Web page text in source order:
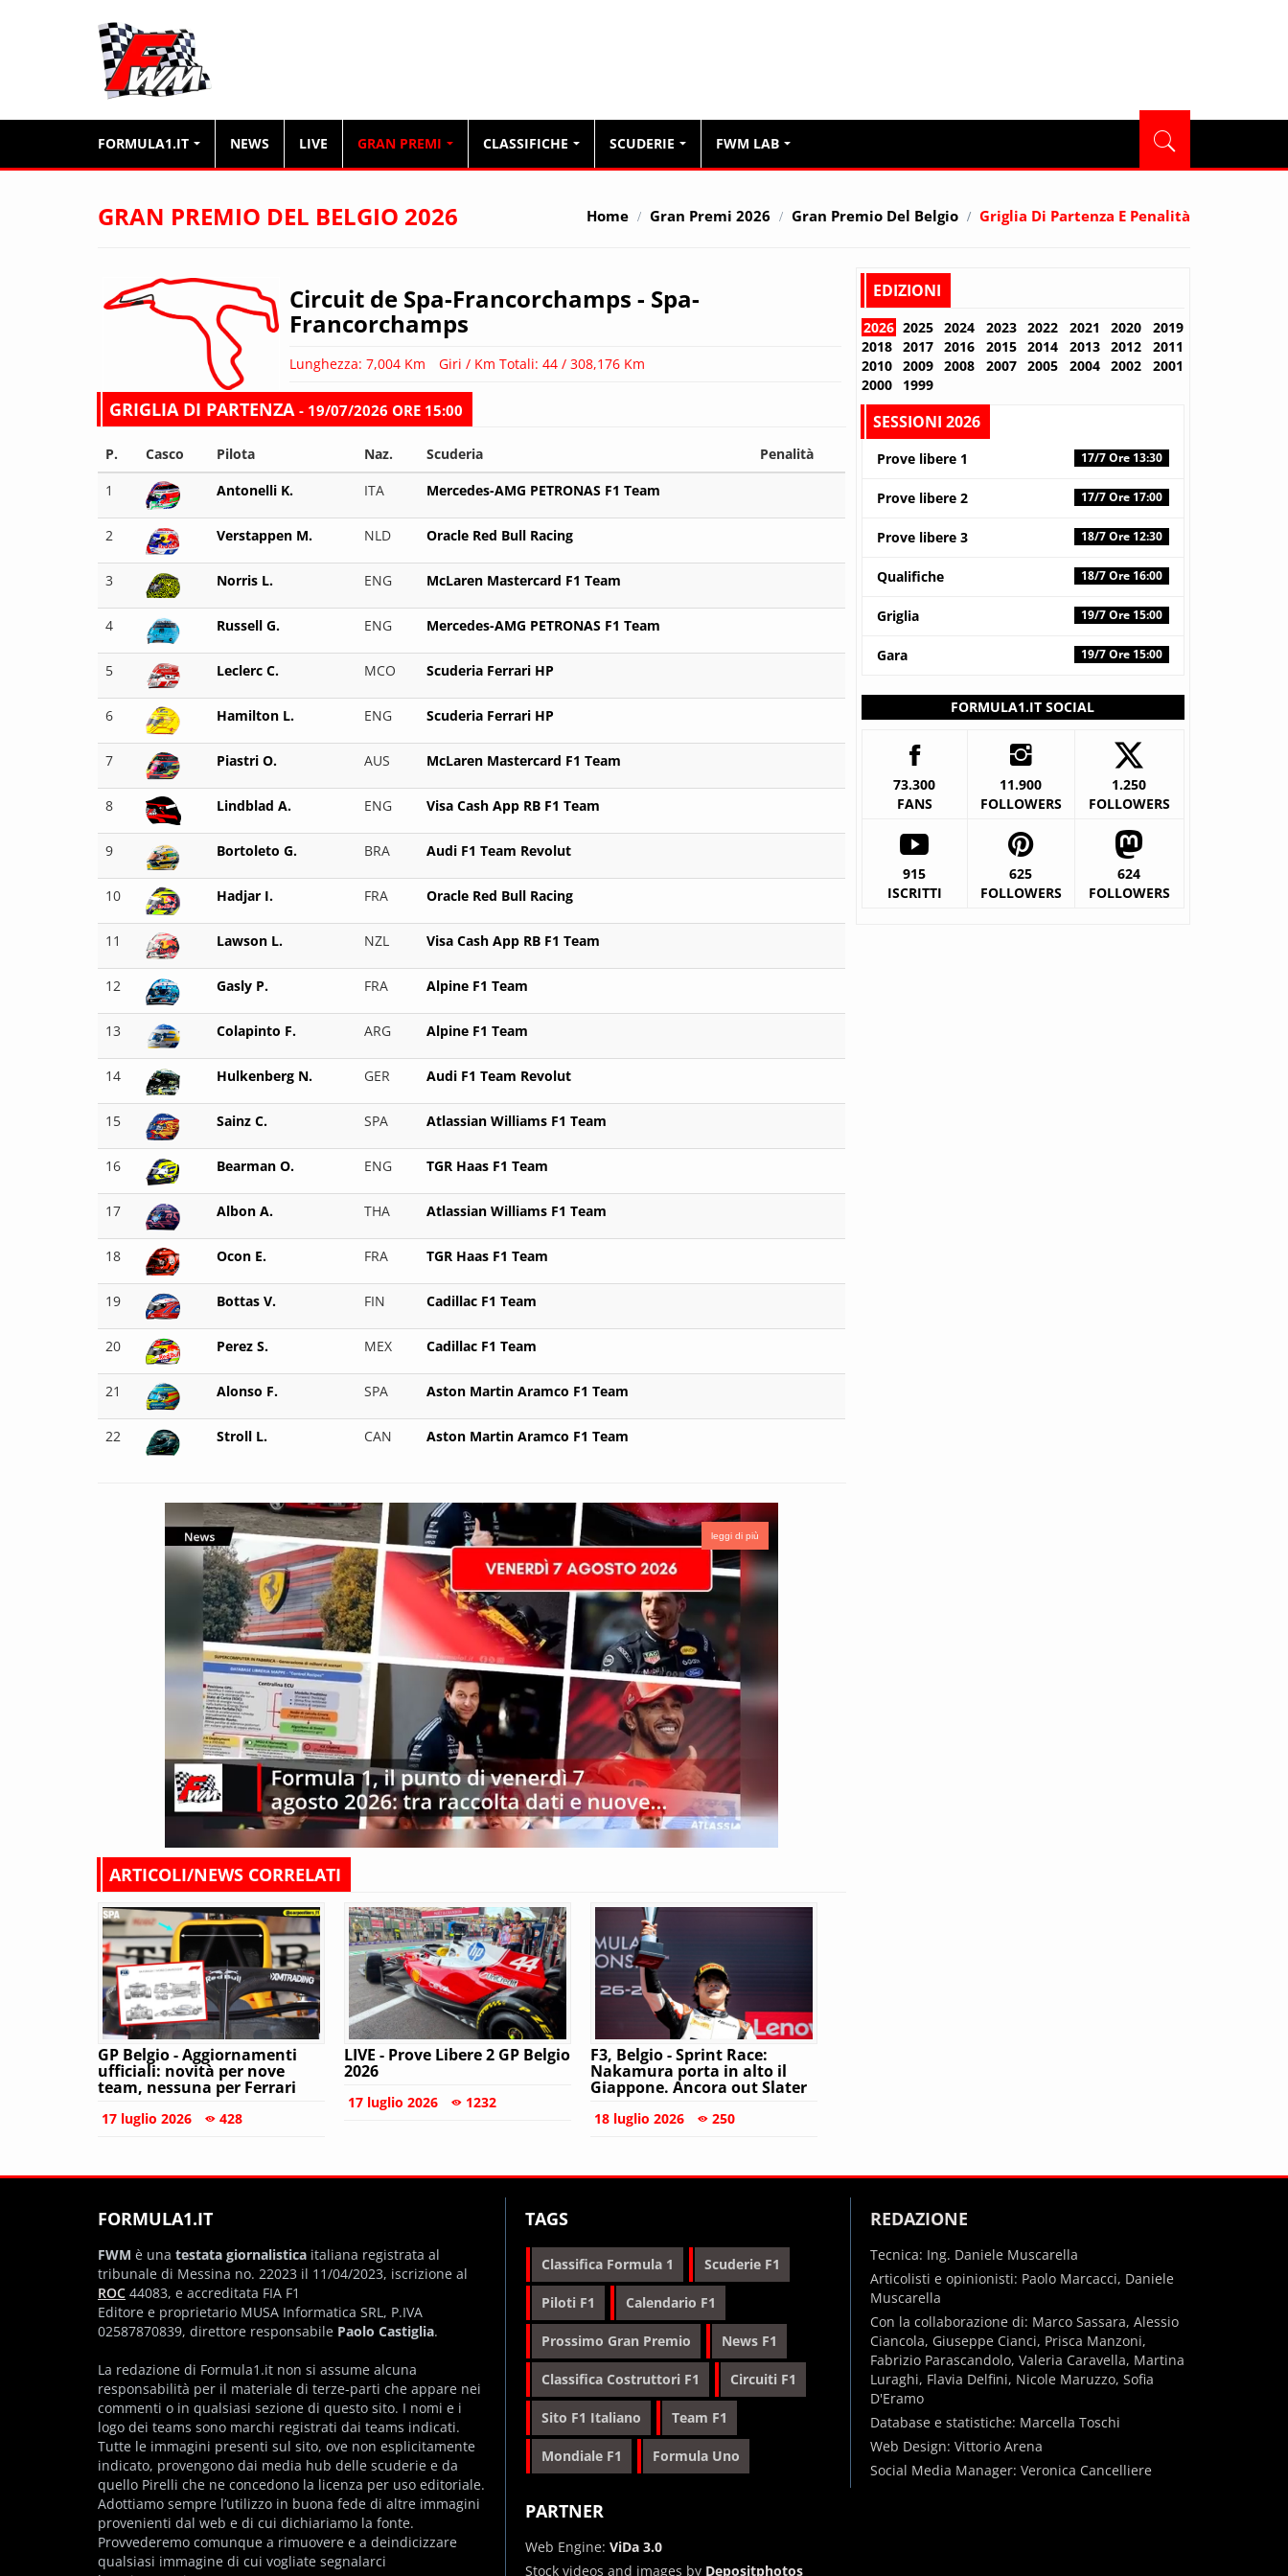
FORMULA1.IT NEWS LIVE GRAN PREMI CLASSIFICHE SCUDERIE FWM LAB
GRAN PREMIO DEL BELGIO 2026 Home Gran Premi 2026 Gran Premio Del Belgio Griglia Di Partenza E Penalità
Circuit de Spa-Francorchamps - Spa-
Francorchamps
Lunghezza: 7,004 Km Giri / Km Totali: 44 / 308,176 Km
GRIGLIA DI PARTENZA - 19/07/2026 ORE 15:00
P. Casco Pilota Naz. Scuderia
Penalità
1
Antonelli K. ITA Mercedes-AMG PETRONAS F1 Team
2 Verstappen M. NLD Oracle Red Bull Racing
3 Norris L. ENG McLaren Mastercard F1 Team
4 Russell G. ENG Mercedes-AMG PETRONAS F1 Team
5 Leclerc C. MCO Scuderia Ferrari HP
6 Hamilton L. ENG Scuderia Ferrari HP
7 Piastri O. AUS McLaren Mastercard F1 Team
8 Lindblad A. ENG Visa Cash App RB F1 Team
9 Bortoleto G. BRA Audi F1 Team Revolut
10 Hadjar I. FRA Oracle Red Bull Racing
11 Lawson L. NZL Visa Cash App RB F1 Team
12 Gasly P. FRA Alpine F1 Team
13 Colapinto F. ARG Alpine F1 Team
14 Hulkenberg N. GER Audi F1 Team Revolut
15 Sainz C. SPA Atlassian Williams F1 Team
16 Bearman O. ENG TGR Haas F1 Team
17 Albon A. THA Atlassian Williams F1 Team
18 Ocon E. FRA TGR Haas F1 Team
19 Bottas V. FIN Cadillac F1 Team
20 Perez S. MEX Cadillac F1 Team
21 Alonso F. SPA Aston Martin Aramco F1 Team
22 Stroll L. CAN Aston Martin Aramco F1 Team
leggi di più
ARTICOLI/NEWS CORRELATI
GP Belgio - Aggiornamenti
ufficiali: novità per nove
team, nessuna per Ferrari
17 luglio 2026 428
LIVE - Prove Libere 2 GP Belgio
2026
17 luglio 2026 1232
F3, Belgio - Sprint Race:
Nakamura porta in alto il
Giappone. Ancora out Slater
18 luglio 2026 250
EDIZIONI
2026 2025 2024 2023 2022 2021 2020
2019
2018
2017 2016 2015 2014 2013 2012
2011
2010
2009 2008 2007 2005 2004 2002
2001
2000
1999
SESSIONI 2026
Prove libere 1 17/7 Ore 13:30
Prove libere 2 17/7 Ore 17:00
Prove libere 3 18/7 Ore 12:30
Qualifiche 18/7 Ore 16:00
Griglia 19/7 Ore 15:00
Gara 19/7 Ore 15:00
FORMULA1.IT SOCIAL
73.300
FANS
11.900
FOLLOWERS
1.250
FOLLOWERS
915
ISCRITTI
625
FOLLOWERS
624
FOLLOWERS
FORMULA1.IT
FWM è una testata giornalistica italiana registrata al
tribunale di Messina no. 22023 il 11/04/2023, iscrizione al
ROC 44083, e accreditata FIA F1
Editore e proprietario MUSA Informatica SRL, P.IVA
02587870839, direttore responsabile Paolo Castiglia.
La redazione di Formula1.it non si assume alcuna
responsabilità per il materiale di terze-parti che appare nei
commenti o in qualsiasi sezione di questo sito. I nomi e i
logo dei teams sono marchi registrati dai teams indicati.
Tutte le immagini presenti sul sito, ove non esplicitamente
indicato, provengono dai media hub delle scuderie e da
quello Pirelli che ne concedono la licenza per uso editoriale.
Adottiamo sempre l’utilizzo in buona fede di altre immagini
provenienti dal web e di cui dichiariamo la fonte.
Provvederemo comunque a rimuovere e a deindicizzare
qualsiasi immagine di cui vogliate segnalarci
TAGS
Classifica Formula 1 Scuderie F1
Piloti F1 Calendario F1
Prossimo Gran Premio News F1
Classifica Costruttori F1 Circuiti F1
Sito F1 Italiano Team F1
Mondiale F1 Formula Uno
REDAZIONE
Tecnica: Ing. Daniele Muscarella
Articolisti e opinionisti: Paolo Marcacci, Daniele
Muscarella
Con la collaborazione di: Marco Sassara, Alessio
Ciancola, Giuseppe Cianci, Prisca Manzoni,
Fabrizio Parascandolo, Valeria Caravella, Martina
Luraghi, Flavia Delfini, Nicole Maruzzo, Sofia
D'Eramo
Database e statistiche: Marcella Toschi
Web Design: Vittorio Arena
Social Media Manager: Veronica Cancelliere
PARTNER
Web Engine:ViDa 3.0
Stock videos and images by Depositphotos